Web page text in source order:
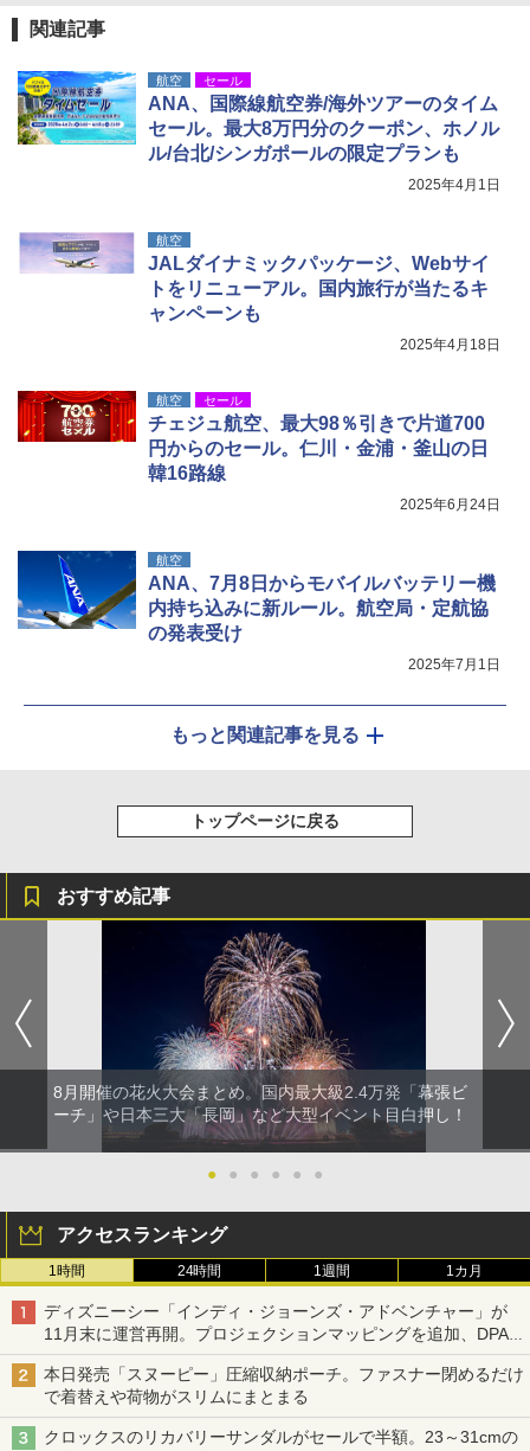
関連記事
航空 セール
ANA、国際線航空券/海外ツアーのタイム
セール。最大8万円分のクーポン、ホノル
ル/台北/シンガポールの限定プランも
2025年4月1日
航空
JALダイナミックパッケージ、Webサイ
トをリニューアル。国内旅行が当たるキ
ャンペーンも
2025年4月18日
航空 セール
チェジュ航空、最大98％引きで片道700
円からのセール。仁川・金浦・釜山の日
韓16路線
2025年6月24日
航空
ANA、7月8日からモバイルバッテリー機
内持ち込みに新ルール。航空局・定航協
の発表受け
2025年7月1日
もっと関連記事を見る
トップページに戻る
おすすめ記事
8月開催の花火大会まとめ。国内最大級2.4万発「幕張ビ
ーチ」や日本三大「長岡」など大型イベント目白押し！
● ● ● ● ● ●
アクセスランキング
1時間 24時間 1週間 1カ月
ディズニーシー「インディ・ジョーンズ・アドベンチャー」が
11月末に運営再開。プロジェクションマッピングを追加、DPA
は1500円
本日発売「スヌーピー」圧縮収納ポーチ。ファスナー閉めるだけ
で着替えや荷物がスリムにまとまる
クロックスのリカバリーサンダルがセールで半額。23～31cmの